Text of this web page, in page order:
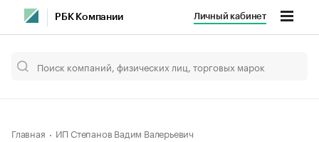
РБК Компании Личный кабинет
Главная ИП Степанов Вадим Валерьевич